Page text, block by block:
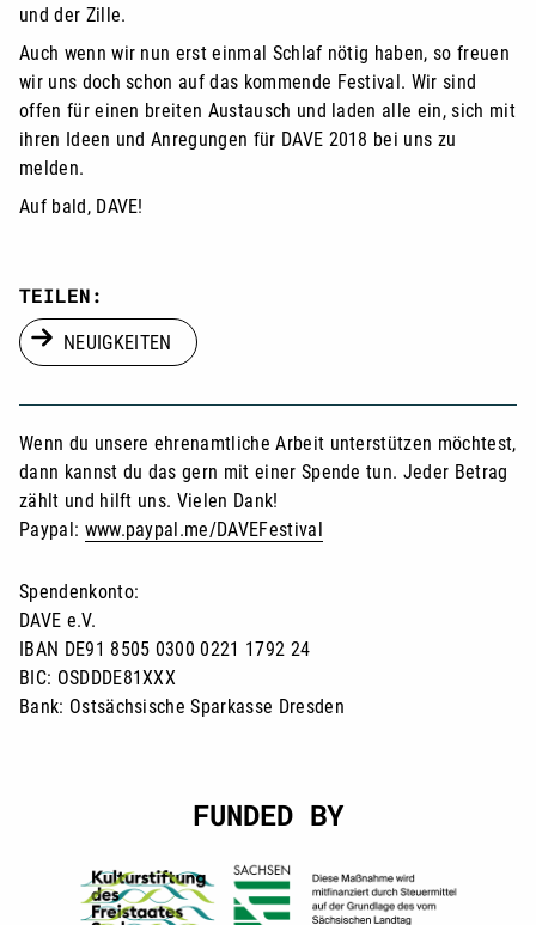
und der Zille.
Auch wenn wir nun erst einmal Schlaf nötig haben, so freuen
wir uns doch schon auf das kommende Festival. Wir sind
offen für einen breiten Austausch und laden alle ein, sich mit
ihren Ideen und Anregungen für DAVE 2018 bei uns zu
melden.
Auf bald, DAVE!
TEILEN:
NEUIGKEITEN
Wenn du unsere ehrenamtliche Arbeit unterstützen möchtest,
dann kannst du das gern mit einer Spende tun. Jeder Betrag
zählt und hilft uns. Vielen Dank!
Paypal: www.paypal.me/DAVEFestival
Spendenkonto:
DAVE e.V.
IBAN DE91 8505 0300 0221 1792 24
BIC: OSDDDE81XXX
Bank: Ostsächsische Sparkasse Dresden
FUNDED BY